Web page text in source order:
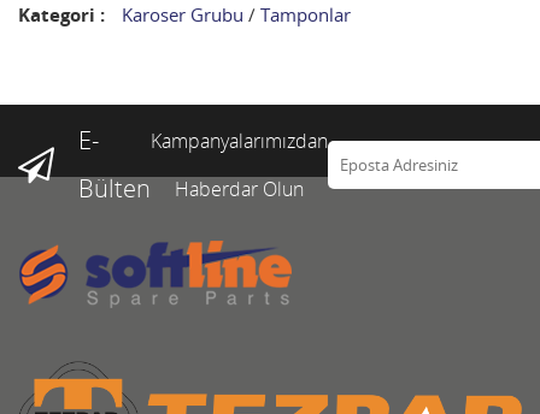
Kategori :
Karoser Grubu / Tamponlar
E-
Bülten
Kampanyalarımızdan
Haberdar Olun